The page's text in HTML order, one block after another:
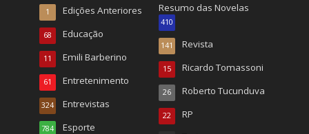
Edições Anteriores
1
Educação
68
Emili Barberino
11
Entretenimento
61
Entrevistas
324
Esporte
784
Resumo das Novelas
410
Revista
141
Ricardo Tomassoni
15
Roberto Tucunduva
26
RP
22